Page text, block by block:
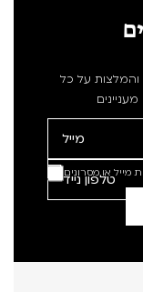
והמלצות על כל
מייל או מסרונים